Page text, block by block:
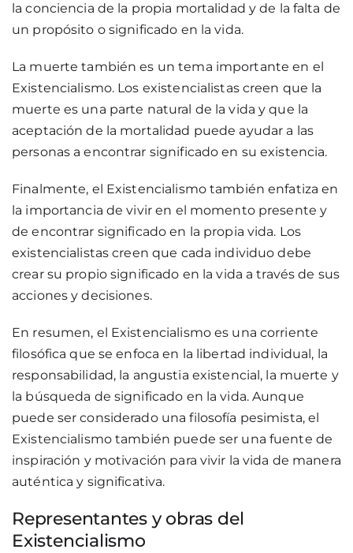
la conciencia de la propia mortalidad y de la falta de
un propósito o significado en la vida.
La muerte también es un tema importante en el
Existencialismo. Los existencialistas creen que la
muerte es una parte natural de la vida y que la
aceptación de la mortalidad puede ayudar a las
personas a encontrar significado en su existencia.
Finalmente, el Existencialismo también enfatiza en
la importancia de vivir en el momento presente y
de encontrar significado en la propia vida. Los
existencialistas creen que cada individuo debe
crear su propio significado en la vida a través de sus
acciones y decisiones.
En resumen, el Existencialismo es una corriente
filosófica que se enfoca en la libertad individual, la
responsabilidad, la angustia existencial, la muerte y
la búsqueda de significado en la vida. Aunque
puede ser considerado una filosofía pesimista, el
Existencialismo también puede ser una fuente de
inspiración y motivación para vivir la vida de manera
auténtica y significativa.
Representantes y obras del
Existencialismo